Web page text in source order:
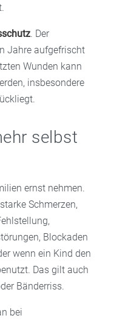
. Der
Jahre aufgefrischt
Wunden kann
insbesondere
selbst
ernst nehmen.
Schmerzen,
Blockaden
wenn ein Kind den
Das gilt auch
Bänderriss.
bei